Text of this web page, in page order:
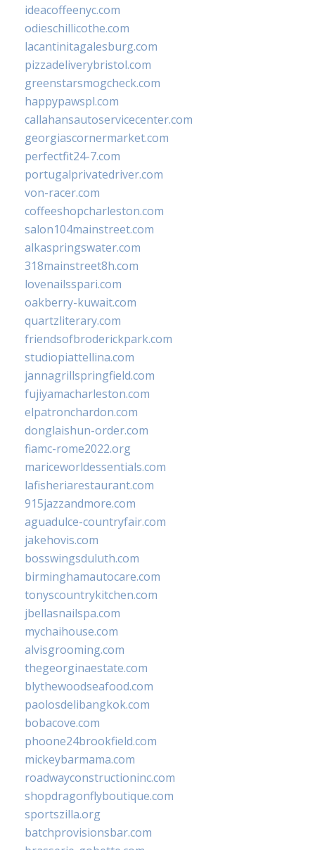
ideacoffeenyc.com
odieschillicothe.com
lacantinitagalesburg.com
pizzadeliverybristol.com
greenstarsmogcheck.com
happypawspl.com
callahansautoservicecenter.com
georgiascornermarket.com
perfectfit24-7.com
portugalprivatedriver.com
von-racer.com
coffeeshopcharleston.com
salon104mainstreet.com
alkaspringswater.com
318mainstreet8h.com
lovenailsspari.com
oakberry-kuwait.com
quartzliterary.com
friendsofbroderickpark.com
studiopiattellina.com
jannagrillspringfield.com
fujiyamacharleston.com
elpatronchardon.com
donglaishun-order.com
fiamc-rome2022.org
mariceworldessentials.com
lafisheriarestaurant.com
915jazzandmore.com
aguadulce-countryfair.com
jakehovis.com
bosswingsduluth.com
birminghamautocare.com
tonyscountrykitchen.com
jbellasnailspa.com
mychaihouse.com
alvisgrooming.com
thegeorginaestate.com
blythewoodseafood.com
paolosdelibangkok.com
bobacove.com
phoone24brookfield.com
mickeybarmama.com
roadwayconstructioninc.com
shopdragonflyboutique.com
sportszilla.org
batchprovisionsbar.com